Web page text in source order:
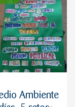
Ambiente